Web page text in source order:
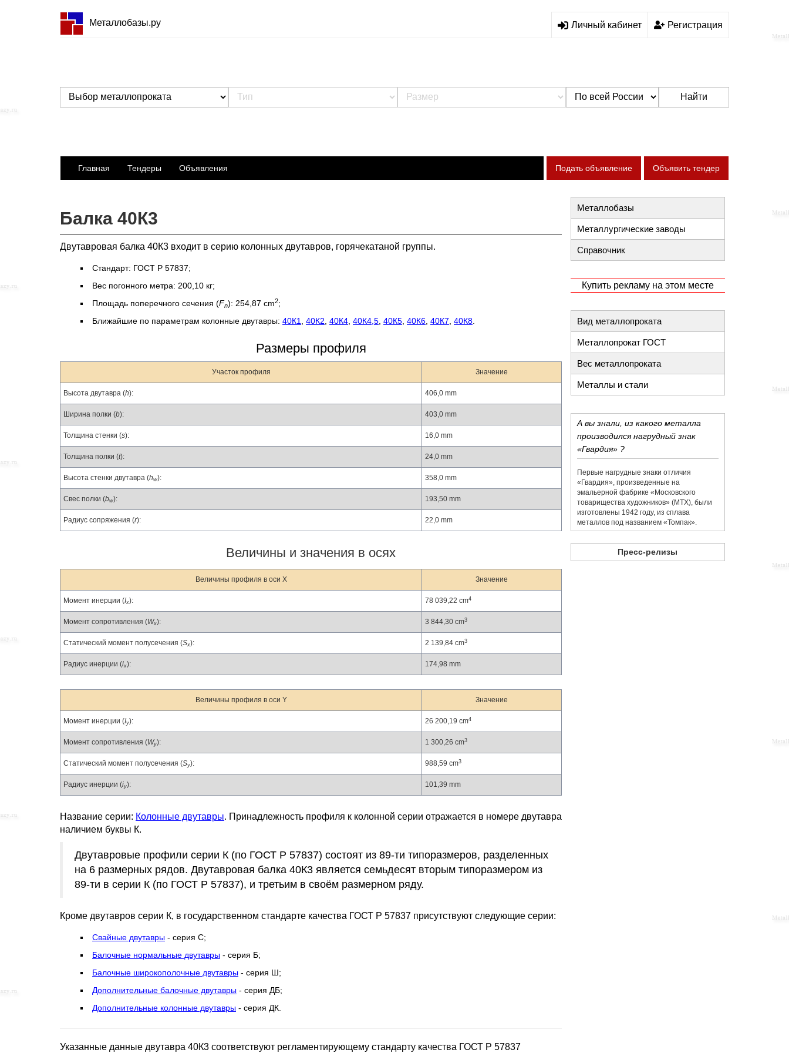
Металлобазы.ру Личный кабинет Регистрация
Найти
Главная Тендеры Объявления Подать объявление Объявить тендер
Балка 40К3
Двутавровая балка 40К3 входит в серию колонных двутавров, горячекатаной группы.
Стандарт: ГОСТ Р 57837;
Вес погонного метра: 200,10 кг;
Площадь поперечного сечения (Fn): 254,87 cm2;
Ближайшие по параметрам колонные двутавры: 40К1 40К2 40К4 40К4,5 40К5 40К6 40К7 40К8
Размеры профиля
Участок профиля Значение
Высота двутавра (h): 406,0 mm
Ширина полки (b): 403,0 mm
Толщина стенки (s): 16,0 mm
Толщина полки (t): 24,0 mm
Высота стенки двутавра (hw): 358,0 mm
Свес полки (bw): 193,50 mm
Радиус сопряжения (r): 22,0 mm
Величины и значения в осях
Величины профиля в оси X Значение
Момент инерции (Ix): 78 039,22 cm4
Момент сопротивления (Wx): 3 844,30 cm3
Статический момент полусечения (Sx): 2 139,84 cm3
Радиус инерции (ix): 174,98 mm
Величины профиля в оси Y Значение
Момент инерции (Iy): 26 200,19 cm4
Момент сопротивления (Wy): 1 300,26 cm3
Статический момент полусечения (Sy): 988,59 cm3
Радиус инерции (iy): 101,39 mm
Название серии: Колонные двутавры. Принадлежность профиля к колонной серии отражается в номере двутавра
наличием буквы К.
Двутавровые профили серии К (по ГОСТ Р 57837) состоят из 89-ти типоразмеров, разделенных
на 6 размерных рядов. Двутавровая балка 40К3 является семьдесят вторым типоразмером из
89-ти в серии К (по ГОСТ Р 57837), и третьим в своём размерном ряду.
Кроме двутавров серии К, в государственном стандарте качества ГОСТ Р 57837 присутствуют следующие серии:
Свайные двутавры - серия С;
Балочные нормальные двутавры - серия Б;
Балочные широкополочные двутавры - серия Ш;
Дополнительные балочные двутавры - серия ДБ;
Дополнительные колонные двутавры - серия ДК.
Указанные данные двутавра 40К3 соответствуют регламентирующему стандарту качества ГОСТ Р 57837
Металлобазы
Металлургические заводы
Справочник
Купить рекламу на этом месте
Вид металлопроката
Металлопрокат ГОСТ
Вес металлопроката
Металлы и стали
А вы знали, из какого металла
производился нагрудный знак
«Гвардия» ?
Первые нагрудные знаки отличия
«Гвардия», произведенные на
эмальерной фабрике «​Московского
товарищества художников»​ (МТХ), были
изготовлены 1942 году, из сплава
металлов под названием «​Томпак».
Пресс-релизы